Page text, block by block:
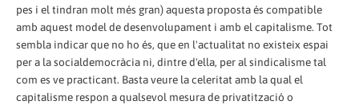
pes i el tindran molt més gran) aquesta proposta és compatible
amb aquest model de desenvolupament i amb el capitalisme. Tot
sembla indicar que no ho és, que en l'actualitat no existeix espai
per a la socialdemocràcia ni, dintre d'ella, per al sindicalisme tal
com es ve practicant. Basta veure la celeritat amb la qual el
capitalisme respon a qualsevol mesura de privatització o